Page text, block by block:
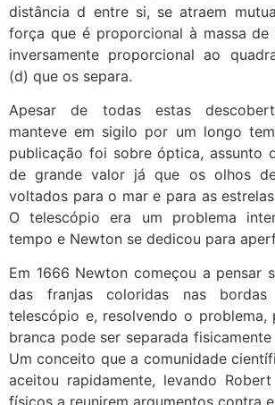
distância d entre si, se atraem
força que é proporcional à massa de
inversamente proporcional ao
(d) que os separa.
Apesar de todas estas
manteve em sigilo por um longo
publicação foi sobre óptica, assunto
de grande valor já que os olhos
voltados para o mar e para as
O telescópio era um problema
tempo e Newton se dedicou para
Em 1666 Newton começou a pensar
das franjas coloridas nas
telescópio e, resolvendo o problema,
branca pode ser separada
Um conceito que a comunidade
aceitou rapidamente, levando